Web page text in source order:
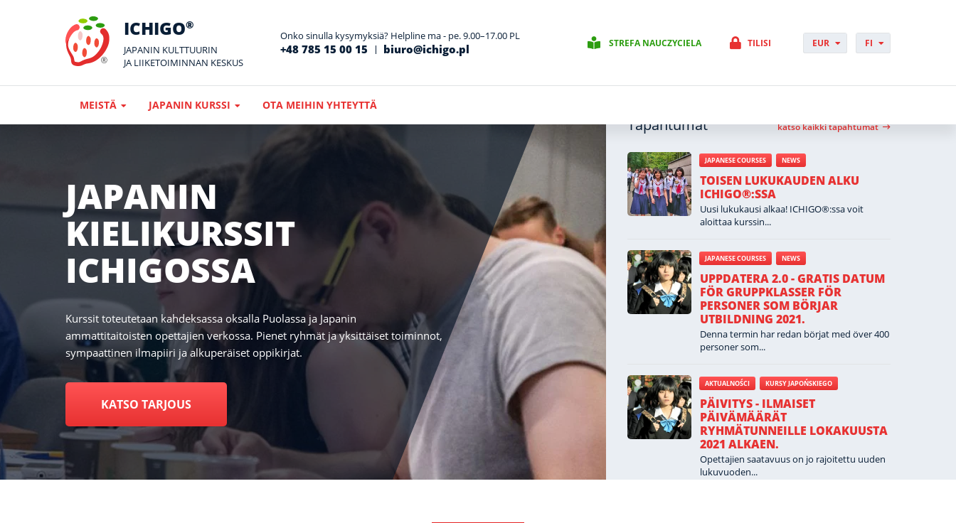
ICHIGO®
JAPANIN KULTTUURIN
JA LIIKETOIMINNAN KESKUS
Onko sinulla kysymyksiä? Helpline ma - pe. 9.00–17.00 PL
+48 785 15 00 15 biuro@ichigo.pl STREFA NAUCZYCIELA TILISI
EUR
DKK
HUF
FI
EN
RO
MEISTÄ JAPANIN KURSSI OTA MEIHIN YHTEYTTÄ
JAPANIN
KIELIKURSSIT
ICHIGOSSA
Kurssit toteutetaan kahdeksassa oksalla Puolassa ja Japanin
ammattitaitoisten opettajien verkossa. Pienet ryhmät ja yksittäiset toiminnot,
sympaattinen ilmapiiri ja alkuperäiset oppikirjat.
KATSO TARJOUS
Tapahtumat katso kaikki tapahtumat
JAPANESE COURSES NEWS
TOISEN LUKUKAUDEN ALKU
ICHIGO®:SSA
Uusi lukukausi alkaa! ICHIGO®:ssa voit
aloittaa kurssin...
JAPANESE COURSES NEWS
UPPDATERA 2.0 - GRATIS DATUM
FÖR GRUPPKLASSER FÖR
PERSONER SOM BÖRJAR
UTBILDNING 2021.
Denna termin har redan börjat med över 400
personer som...
AKTUALNOŚCI KURSY JAPOŃSKIEGO
PÄIVITYS - ILMAISET
PÄIVÄMÄÄRÄT
RYHMÄTUNNEILLE LOKAKUUSTA
2021 ALKAEN.
Opettajien saatavuus on jo rajoitettu uuden
lukuvuoden...